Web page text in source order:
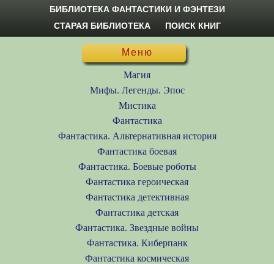
БИБЛИОТЕКА ФАНТАСТИКИ И ФЭНТЕЗИ
СТАРАЯ БИБЛИОТЕКА
ПОИСК КНИГ
Меню
Магия
Мифы. Легенды. Эпос
Мистика
Фантастика
Фантастика. Альтернативная история
Фантастика боевая
Фантастика. Боевые роботы
Фантастика героическая
Фантастика детективная
Фантастика детская
Фантастика. Звездные войны
Фантастика. Киберпанк
Фантастика космическая